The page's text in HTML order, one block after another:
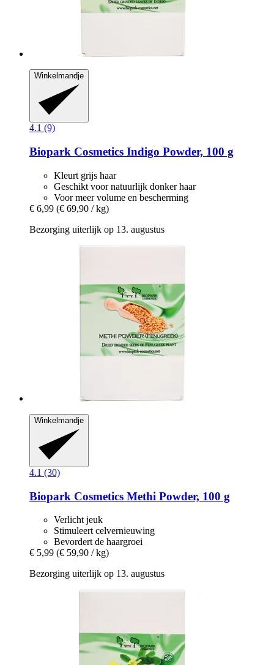
Winkelmandje
4.1 (9)
Biopark Cosmetics Indigo Powder, 100 g
Kleurt grijs haar
Geschikt voor natuurlijk donker haar
Voor meer volume en bescherming
€ 6,99 (€ 69,90 / kg)
Bezorging uiterlijk op 13. augustus
Winkelmandje
4.1 (30)
Biopark Cosmetics Methi Powder, 100 g
Verlicht jeuk
Stimuleert celvernieuwing
Bevordert de haargroei
€ 5,99 (€ 59,90 / kg)
Bezorging uiterlijk op 13. augustus